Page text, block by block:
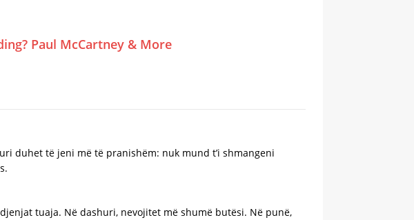
Paul McCartney & More
duhet të jeni më të pranishëm: nuk mund t’i shmangeni
tuaja. Në dashuri, nevojitet më shumë butësi. Në punë,